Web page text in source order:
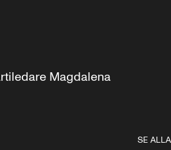
Magdalena
SE ALLA